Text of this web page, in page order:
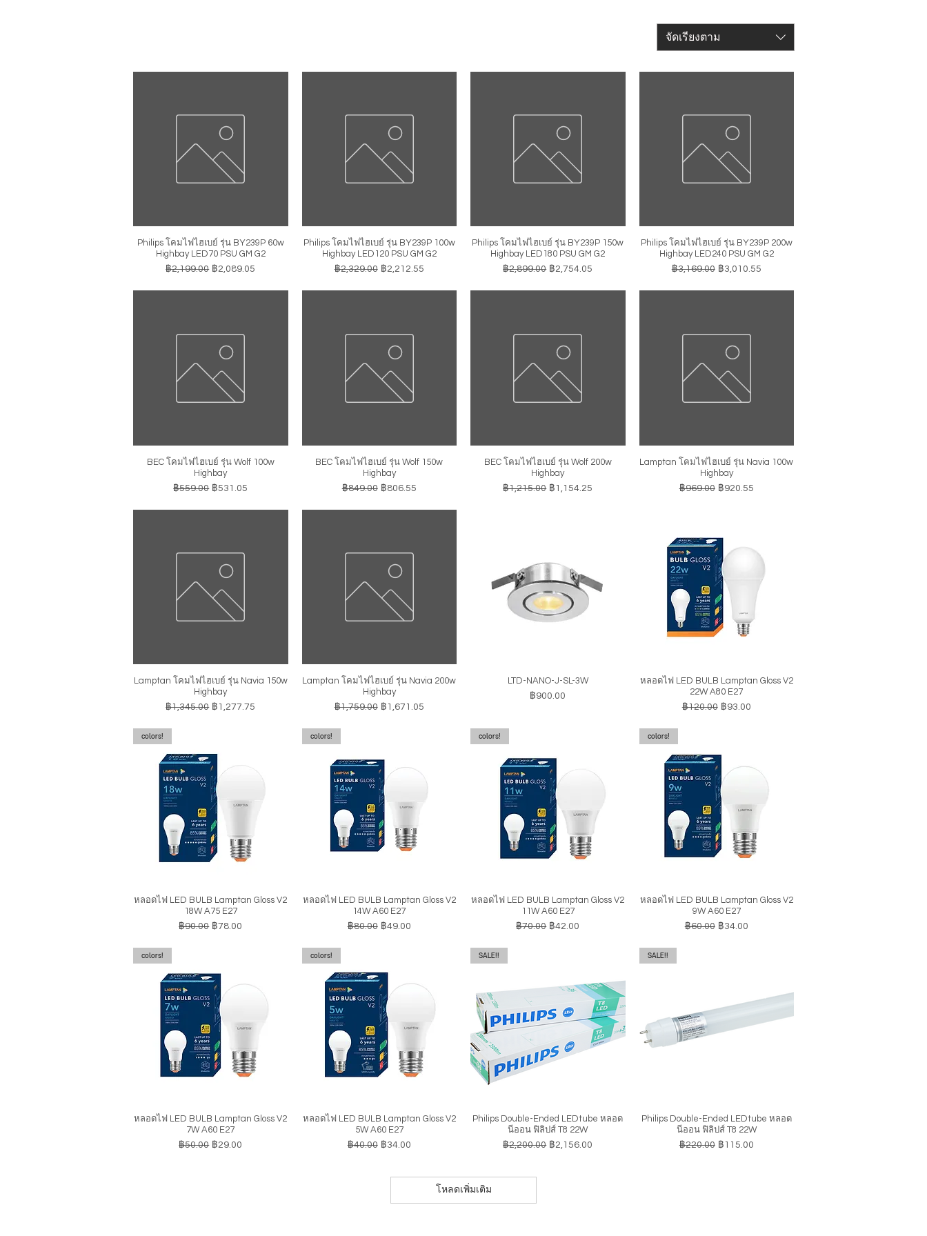
จัดเรียงตาม
ดูข้อมูลด่วน
Philips โคมไฟไฮเบย์ รุ่น BY239P 60w
Highbay LED70 PSU GM G2
ราคาปกติ
฿2,199.00 ราคาขายลด
฿2,089.05
ดูข้อมูลด่วน
Philips โคมไฟไฮเบย์ รุ่น BY239P 100w
Highbay LED120 PSU GM G2
ราคาปกติ
฿2,329.00 ราคาขายลด
฿2,212.55
ดูข้อมูลด่วน
Philips โคมไฟไฮเบย์ รุ่น BY239P 150w
Highbay LED180 PSU GM G2
ราคาปกติ
฿2,899.00 ราคาขายลด
฿2,754.05
ดูข้อมูลด่วน
Philips โคมไฟไฮเบย์ รุ่น BY239P 200w
Highbay LED240 PSU GM G2
ราคาปกติ
฿3,169.00 ราคาขายลด
฿3,010.55
ดูข้อมูลด่วน
BEC โคมไฟไฮเบย์ รุ่น Wolf 100w
Highbay
ราคาปกติ
฿559.00 ราคาขายลด
฿531.05
ดูข้อมูลด่วน
BEC โคมไฟไฮเบย์ รุ่น Wolf 150w
Highbay
ราคาปกติ
฿849.00 ราคาขายลด
฿806.55
ดูข้อมูลด่วน
BEC โคมไฟไฮเบย์ รุ่น Wolf 200w
Highbay
ราคาปกติ
฿1,215.00 ราคาขายลด
฿1,154.25
ดูข้อมูลด่วน
Lamptan โคมไฟไฮเบย์ รุ่น Navia 100w
Highbay
ราคาปกติ
฿969.00 ราคาขายลด
฿920.55
ดูข้อมูลด่วน
Lamptan โคมไฟไฮเบย์ รุ่น Navia 150w
Highbay
ราคาปกติ
฿1,345.00 ราคาขายลด
฿1,277.75
ดูข้อมูลด่วน
Lamptan โคมไฟไฮเบย์ รุ่น Navia 200w
Highbay
ราคาปกติ
฿1,759.00 ราคาขายลด
฿1,671.05
ดูข้อมูลด่วน
LTD-NANO-J-SL-3W
ราคา
฿900.00
ดูข้อมูลด่วน
หลอดไฟ LED BULB Lamptan Gloss V2
22W A80 E27
ราคาปกติ
฿120.00 ราคาขายลด
฿93.00
ดูข้อมูลด่วน
colors!
หลอดไฟ LED BULB Lamptan Gloss V2
18W A75 E27
ราคาปกติ
฿90.00 ราคาขายลด
฿78.00
ดูข้อมูลด่วน
colors!
หลอดไฟ LED BULB Lamptan Gloss V2
14W A60 E27
ราคาปกติ
฿80.00 ราคาขายลด
฿49.00
ดูข้อมูลด่วน
colors!
หลอดไฟ LED BULB Lamptan Gloss V2
11W A60 E27
ราคาปกติ
฿70.00 ราคาขายลด
฿42.00
ดูข้อมูลด่วน
colors!
หลอดไฟ LED BULB Lamptan Gloss V2
9W A60 E27
ราคาปกติ
฿60.00 ราคาขายลด
฿34.00
ดูข้อมูลด่วน
colors!
หลอดไฟ LED BULB Lamptan Gloss V2
7W A60 E27
ราคาปกติ
฿50.00 ราคาขายลด
฿29.00
ดูข้อมูลด่วน
colors!
หลอดไฟ LED BULB Lamptan Gloss V2
5W A60 E27
ราคาปกติ
฿40.00 ราคาขายลด
฿34.00
ดูข้อมูลด่วน
SALE!!
Philips Double-Ended LEDtube หลอด
นีออน ฟิลิปส์ T8 22W
ราคาปกติ
฿2,200.00 ราคาขายลด
฿2,156.00
ดูข้อมูลด่วน
SALE!!
Philips Double-Ended LEDtube หลอด
นีออน ฟิลิปส์ T8 22W
ราคาปกติ
฿220.00 ราคาขายลด
฿115.00
โหลดเพิ่มเติม